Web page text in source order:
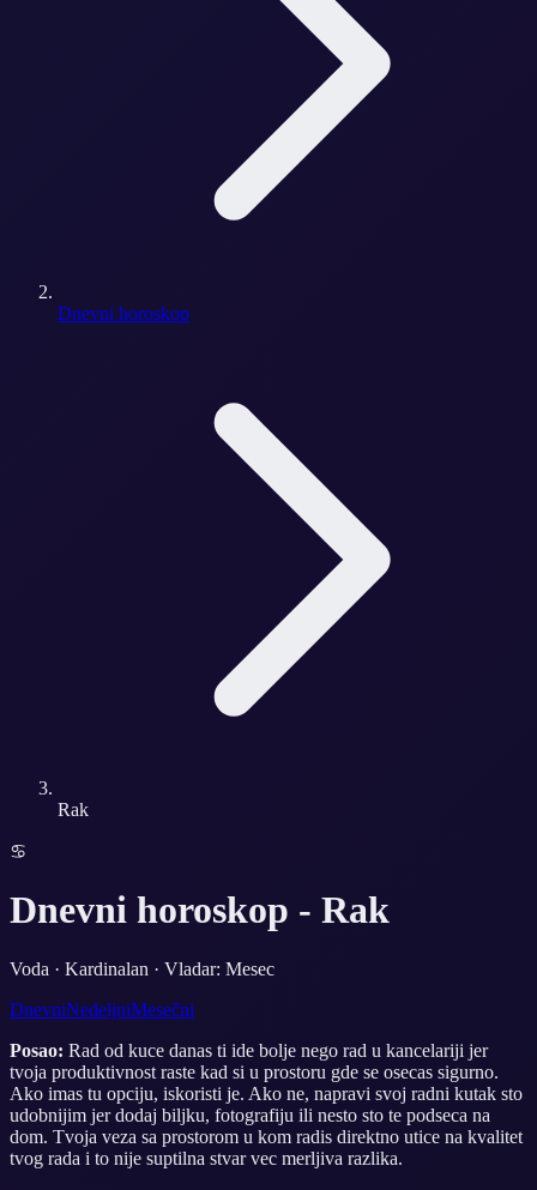
Dnevni horoskop
Rak
♋
Dnevni horoskop - Rak
Voda · Kardinalan · Vladar: Mesec
DnevniNedeljniMesečni
Posao: Rad od kuce danas ti ide bolje nego rad u kancelariji jer
tvoja produktivnost raste kad si u prostoru gde se osecas sigurno.
Ako imas tu opciju, iskoristi je. Ako ne, napravi svoj radni kutak sto
udobnijim jer dodaj biljku, fotografiju ili nesto sto te podseca na
dom. Tvoja veza sa prostorom u kom radis direktno utice na kvalitet
tvog rada i to nije suptilna stvar vec merljiva razlika.